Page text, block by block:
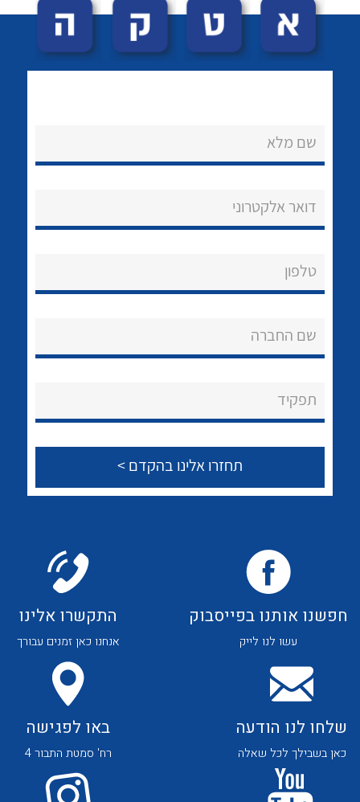
הצוות שלנו
שירותי תמיכה
לכל מוצרי היצרן לכל מוצרי היצרן
שם מלא
דואר אלקטרוני
טלפון
שם החברה
תפקיד
חפשנו אותנו בפייסבוק
עשו לנו לייק
התקשרו אלינו
אנחנו כאן זמנים עבורך
שלחו לנו הודעה
כאן בשבילך לכל שאלה
באו לפגישה
רח' סמטת התבור 4